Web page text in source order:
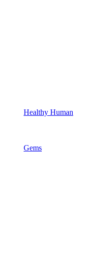
Healthy Human
Gems